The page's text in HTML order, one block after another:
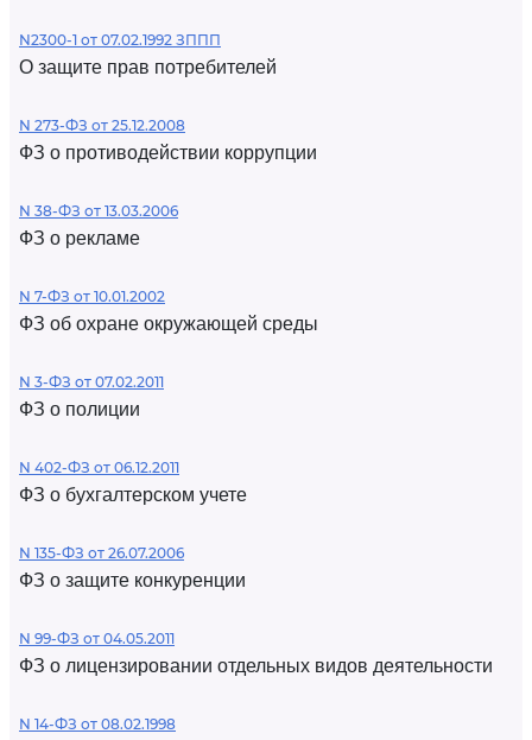
N2300-1 от 07.02.1992 ЗППП
О защите прав потребителей
N 273-ФЗ от 25.12.2008
ФЗ о противодействии коррупции
N 38-ФЗ от 13.03.2006
ФЗ о рекламе
N 7-ФЗ от 10.01.2002
ФЗ об охране окружающей среды
N 3-ФЗ от 07.02.2011
ФЗ о полиции
N 402-ФЗ от 06.12.2011
ФЗ о бухгалтерском учете
N 135-ФЗ от 26.07.2006
ФЗ о защите конкуренции
N 99-ФЗ от 04.05.2011
ФЗ о лицензировании отдельных видов деятельности
N 14-ФЗ от 08.02.1998